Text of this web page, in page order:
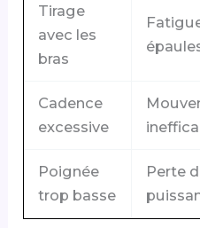
Tirage
avec les
bras
Cadence
excessive
Poignée
trop basse
Perte